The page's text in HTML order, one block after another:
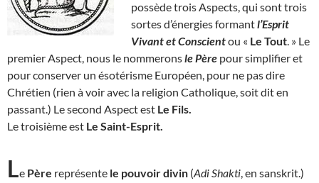
possède trois Aspects, qui sont trois
sortes d’énergies formantl’Esprit
Vivant et Conscientou « Le Tout . » Le
premier Aspect, nous le nommeronsle Père pour simplifier et
pour conserver un ésotérisme Européen, pour ne pas dire
Chrétien (rien à voir avec la religion Catholique, soit dit en
passant.) Le second Aspect est Le Fils.
Le troisième est Le Saint-Esprit.
Le Père représente le pouvoir divin (Adi Shakti , en sanskrit.)